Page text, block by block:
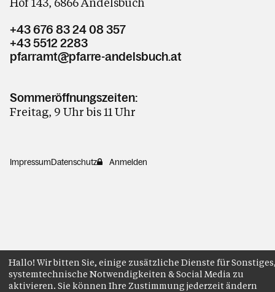
+43 676 83 24 08 357
+43 5512 2283
pfarramt@pfarre-andelsbuch.at
Sommeröffnungszeiten:
Freitag, 9 Uhr bis 11 Uhr
ImpressumDatenschutz Anmelden
Hallo! Wir bitten Sie, einige zusätzliche Dienste für
systemtechnische Notwendigkeiten & Social Media zu
aktivieren. Sie können Ihre Zustimmung jederzeit ändern